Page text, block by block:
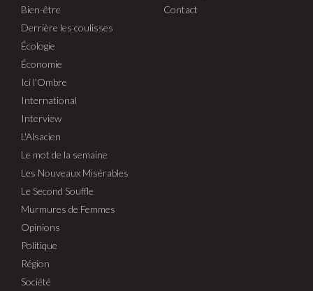
Bien-être
Derrière les coulisses
Écologie
Économie
Ici l'Ombre
International
Interview
L'Alsacien
Le mot de la semaine
Les Nouveaux Misérables
Le Second Souffle
Murmures de Femmes
Opinions
Politique
Région
Société
Contact